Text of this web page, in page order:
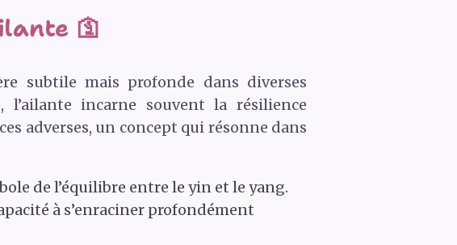
🛐
subtile mais profonde dans diverses
incarne souvent la résilience
adverses, un concept qui résonne dans
de l’équilibre entre le yin et le yang.
à s’enraciner profondément